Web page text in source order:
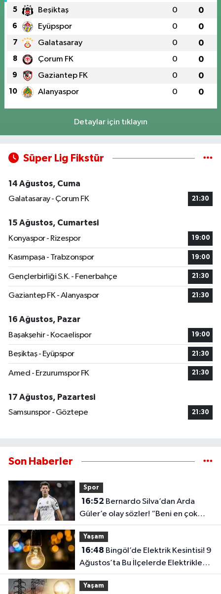
5 Beşiktaş 0 0
6 Eyüpspor 0 0
7 Galatasaray 0 0
8 Çorum FK 0 0
9 Gaziantep FK 0 0
10 Alanyaspor 0 0
Detaylar için tıklayın
Süper Lig Fikstür
14 Ağustos, Cuma
Galatasaray - Çorum FK
21:30
15 Ağustos, Cumartesi
Konyaspor - Rizespor
19:00
Kasımpaşa - Trabzonspor 19:00
Gençlerbirliği S.K. - Fenerbahçe 21:30
Gaziantep FK - Alanyaspor 21:30
16 Ağustos, Pazar
Başakşehir - Kocaelispor
19:00
Beşiktaş - Eyüpspor 21:30
Amed - Erzurumspor FK 21:30
17 Ağustos, Pazartesi
Samsunspor - Göztepe
21:30
Son Haberler
Spor
16:52
Güler’e olay sözler! “Beni en çok
etkileyen şey…”
Yaşam
16:48
Ağustos’ta Bu İlçelerde Elektrikler
Kesilecek
Yaşam